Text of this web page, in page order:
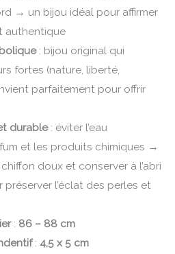
→ un bijou idéal pour affirmer
authentique
: bijou original qui
fortes (nature, liberté,
parfaitement pour offrir
durable: éviter l’eau
et les produits chimiques →
doux et conserver à l’abri
préserver l’éclat des perles et
: 86 – 88 cm
: 4,5 x 5 cm